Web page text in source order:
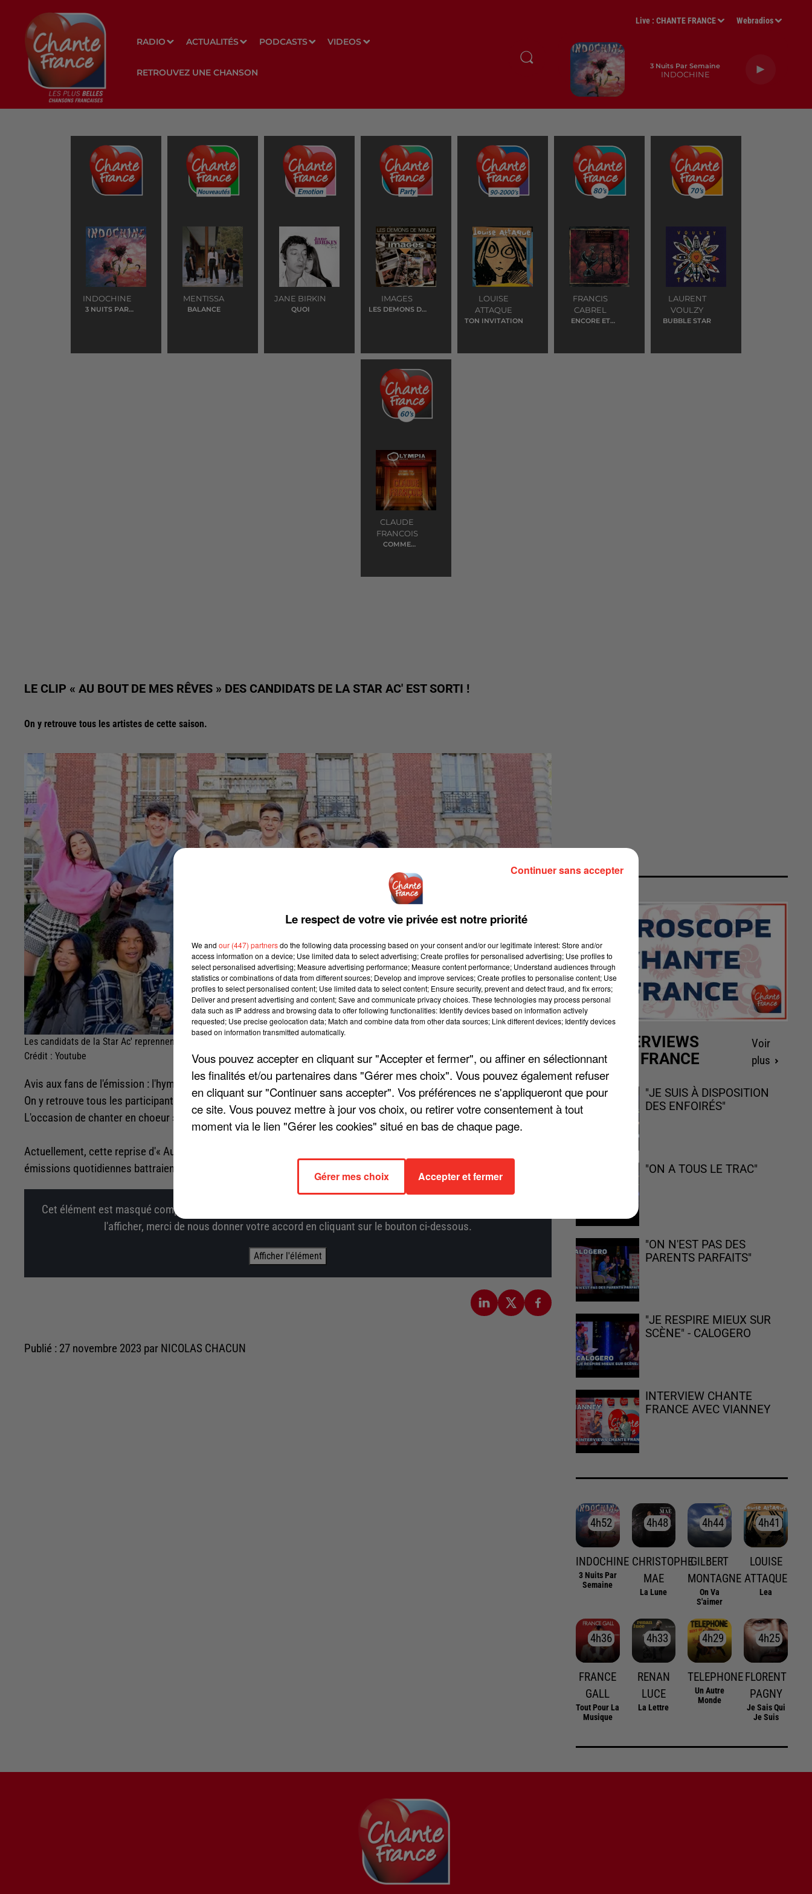
RADIO ACTUALITÉS PODCASTS VIDEOS
RETROUVEZ UNE CHANSON
Live :CHANTE FRANCE Webradios
3 Nuits Par Semaine
INDOCHINE
INDOCHINE
3 NUITS PAR
MENTISSA
BALANCE
JANE BIRKIN
QUOI
IMAGES
LES DEMONS DE
LOUISE
ATTAQUE
TON INVITATION
FRANCIS
CABREL
ENCORE ET
LAURENT
VOULZY
BUBBLE STAR
CLAUDE
FRANCOIS
COMME
LE CLIP « AU BOUT DE MES RÊVES » DES CANDIDATS DE LA STAR AC' EST SORTI !
On y retrouve tous les artistes de cette saison.
Les candidats de la Star Ac' reprennent "Au bout de mes rêves"
Crédit : Youtube
Avis aux fans de l'émission : l'hymne de l'édition 2023 du programme vient d'être mise en ligne, illustrée avec un clip !
On y retrouve tous les participants au programme : Axel, Pierre, Candice, Marie-Maude, Lénie ou encore Lola...
L'occasion de chanter en choeur sur ce tube français incontournable sorti en 1983.
Actuellement, cette reprise d'« Au bout de mes rêves » cumule 250.000 écoutes sur Spotify. Par ailleurs, les
émissions quotidiennes battraient des records de parts de marché. Pour regarder le clip, c'est ci-dessous !
Cet élément est masqué compte-tenu du refus du dépôt de cookies que vous avez exprimé. Si vous souhaitez
l'afficher, merci de nous donner votre accord en cliquant sur le bouton ci-dessous.
Afficher l'élément
Publié : 27 novembre 2023 par NICOLAS CHACUN
LES INTERVIEWS
CHANTE FRANCE
Voir
plus
"JE SUIS À DISPOSITION
DES ENFOIRÉS"
"ON A TOUS LE TRAC"
"ON N'EST PAS DES
PARENTS PARFAITS"
"JE RESPIRE MIEUX SUR
SCÈNE" - CALOGERO
INTERVIEW CHANTE
FRANCE AVEC VIANNEY
4h52
4h52
INDOCHINE
3 Nuits Par
Semaine
4h48
4h48
CHRISTOPHE
MAE
La Lune
4h44
4h44
GILBERT
MONTAGNE
On Va
S'aimer
4h41
4h41
LOUISE
ATTAQUE
Lea
4h36
4h36
FRANCE
GALL
Tout Pour La
Musique
4h33
4h33
RENAN
LUCE
La Lettre
4h29
4h29
TELEPHONE
Un Autre
Monde
4h25
4h25
FLORENT
PAGNY
Je Sais Qui
Je Suis
Le respect de votre vie privée est notre priorité
We and our (447) partnersdo the following data processing based on your consent and/or our legitimate interest: Store and/or
access information on a device; Use limited data to select advertising; Create profiles for personalised advertising; Use profiles to
select personalised advertising; Measure advertising performance; Measure content performance; Understand audiences through
statistics or combinations of data from different sources; Develop and improve services; Create profiles to personalise content; Use
profiles to select personalised content; Use limited data to select content; Ensure security, prevent and detect fraud, and fix errors;
Deliver and present advertising and content; Save and communicate privacy choices. These technologies may process personal
data such as IP address and browsing data to offer following functionalities: Identify devices based on information actively
requested; Use precise geolocation data; Match and combine data from other data sources; Link different devices; Identify devices
based on information transmitted automatically.
Vous pouvez accepter en cliquant sur "Accepter et fermer", ou affiner en sélectionnant
les finalités et/ou partenaires dans "Gérer mes choix". Vous pouvez également refuser
en cliquant sur "Continuer sans accepter". Vos préférences ne s'appliqueront que pour
ce site. Vous pouvez mettre à jour vos choix, ou retirer votre consentement à tout
moment via le lien "Gérer les cookies" situé en bas de chaque page.
Gérer mes choix Accepter et fermer
Continuer sans accepter